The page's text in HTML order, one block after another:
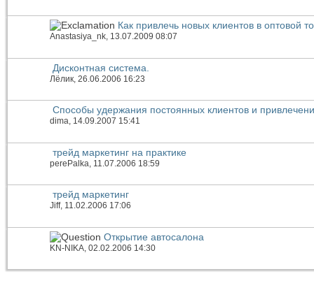
Как привлечь новых клиентов в оптовой
Anastasiya_nk, 13.07.2009 08:07
Дисконтная система.
Лёлик, 26.06.2006 16:23
Способы удержания постоянных клиентов и
dima, 14.09.2007 15:41
трейд маркетинг на практике
perePalka, 11.07.2006 18:59
трейд маркетинг
Jiff, 11.02.2006 17:06
Открытие автосалона
KN-NIKA, 02.02.2006 14:30